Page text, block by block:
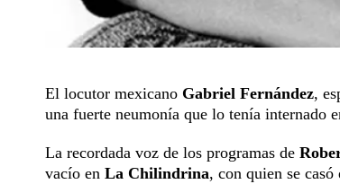
El locutor mexicano Gabriel Fernández,
una fuerte neumonía que lo tenía internado
La recordada voz de los programas de
vacío en La Chilindrina, con quien se